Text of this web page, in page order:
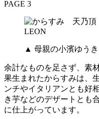
PAGE 3
▲ 母親の小濱ゆうき
余計なものを足さず、素
果生まれたからすみは、
ンチやイタリアンとも好
き芋などのデザートとも
に仕上がっています。